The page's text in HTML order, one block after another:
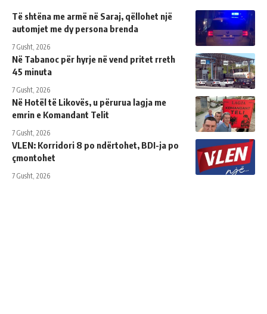
Të shtëna me armë në Saraj, qëllohet një
automjet me dy persona brenda
7 Gusht, 2026
Në Tabanoc për hyrje në vend pritet rreth
45 minuta
7 Gusht, 2026
Në Hotël të Likovës, u përurua lagja me
emrin e Komandant Telit
7 Gusht, 2026
VLEN: Korridori 8 po ndërtohet, BDI-ja po
çmontohet
7 Gusht, 2026